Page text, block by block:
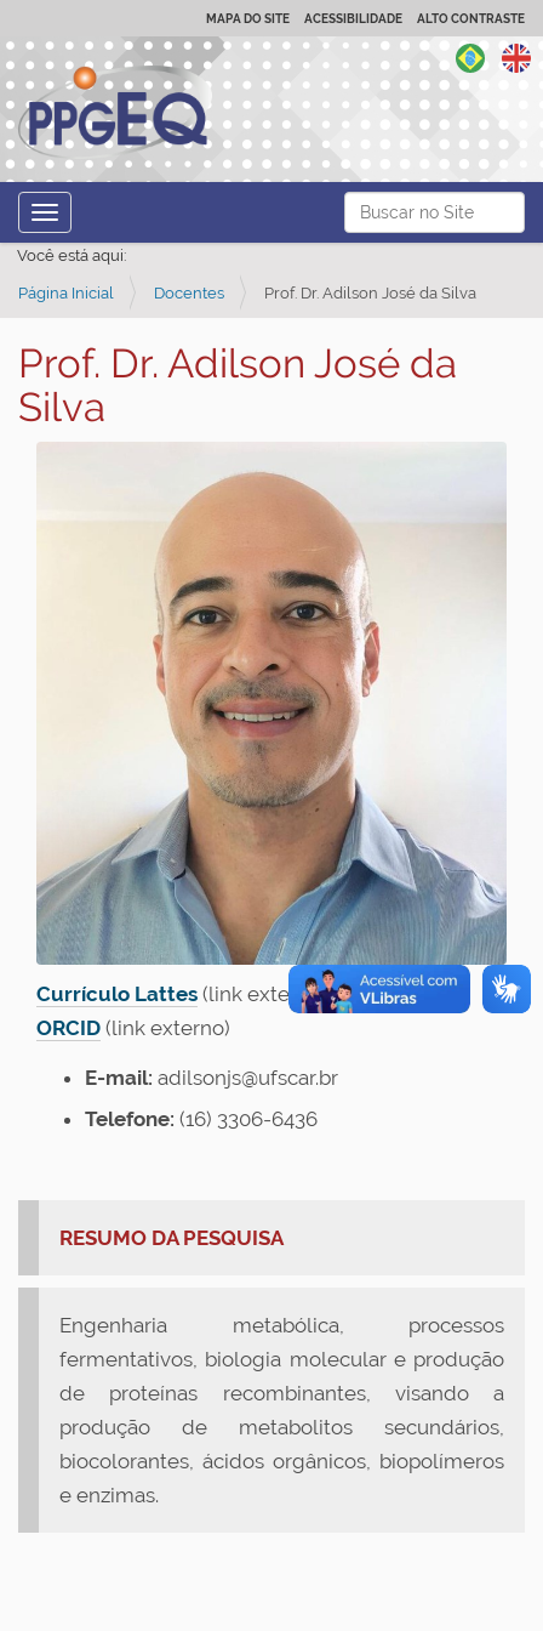
Busca
Busca Avançada…
MAPA DO SITE ACESSIBILIDADE ALTO CONTRASTE
Toggle navigation
Você está aqui:
Página Inicial Docentes Prof. Dr. Adilson José da Silva
Prof. Dr. Adilson José da
Silva
Currículo Lattes (link externo)
ORCID (link externo)
E-mail: adilsonjs@ufscar.br
Telefone: (16) 3306-6436
RESUMO DA PESQUISA
Engenharia metabólica, processos
fermentativos, biologia molecular e produção
de proteínas recombinantes, visando a
produção de metabolitos secundários,
biocolorantes, ácidos orgânicos, biopolímeros
e enzimas.